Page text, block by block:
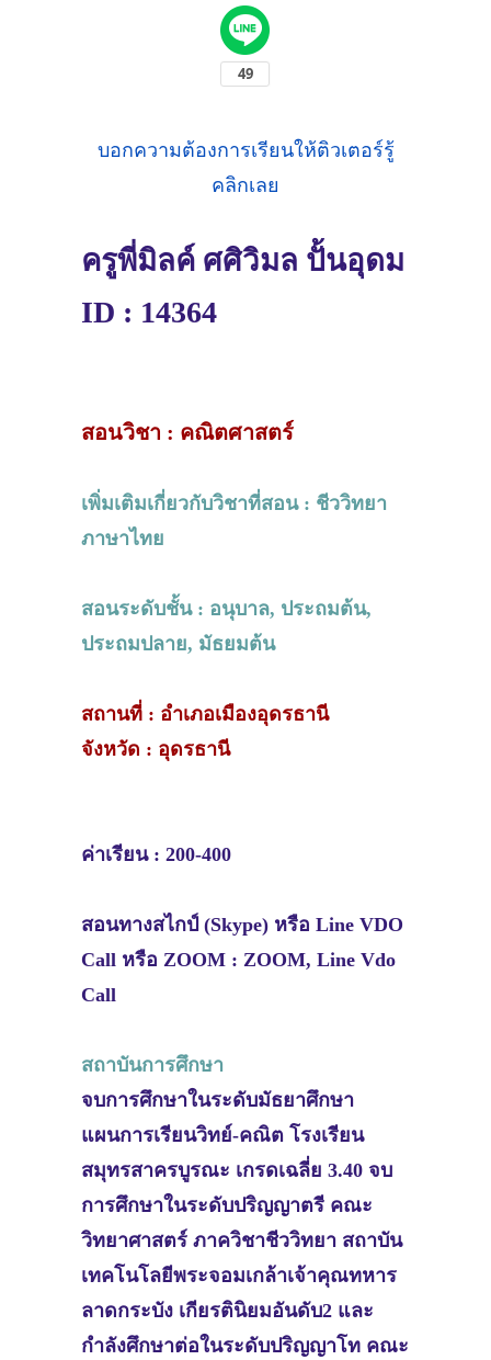
บอกความต้องการเรียนให้ติวเตอร์รู้
คลิกเลย
ครูพี่มิลค์ ศศิวิมล ปั้นอุดม
ID : 14364
สอนวิชา : คณิตศาสตร์
เพิ่มเติมเกี่ยวกับวิชาที่สอน : ชีววิทยา
ภาษาไทย
สอนระดับชั้น : อนุบาล, ประถมต้น,
ประถมปลาย, มัธยมต้น
สถานที่ : อำเภอเมืองอุดรธานี
จังหวัด : อุดรธานี
ค่าเรียน : 200-400
สอนทางสไกป์ (Skype) หรือ Line VDO
Call หรือ ZOOM : ZOOM, Line Vdo
Call
สถาบันการศึกษา
จบการศึกษาในระดับมัธยาศึกษา
แผนการเรียนวิทย์-คณิต โรงเรียน
สมุทรสาครบูรณะ เกรดเฉลี่ย 3.40 จบ
การศึกษาในระดับปริญญาตรี คณะ
วิทยาศาสตร์ ภาควิชาชีววิทยา สถาบัน
เทคโนโลยีพระจอมเกล้าเจ้าคุณทหาร
ลาดกระบัง เกียรตินิยมอันดับ2 และ
กำลังศึกษาต่อในระดับปริญญาโท คณะ